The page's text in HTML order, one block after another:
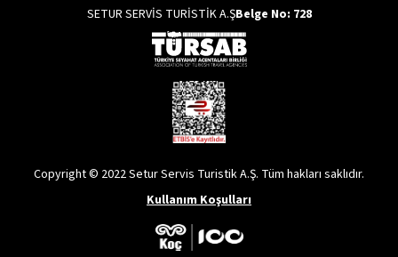
SETUR SERVİS TURİSTİK A.ŞBelge No: 728
Copyright © 2022 Setur Servis Turistik A.Ş. Tüm hakları saklıdır.
Kullanım Koşulları